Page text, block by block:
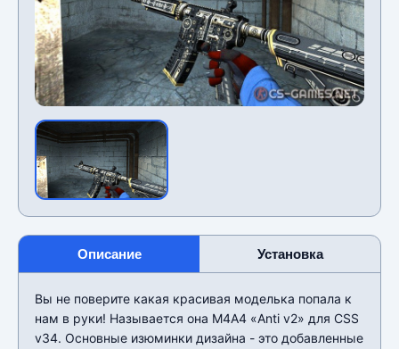
Описание Установка
Вы не поверите какая красивая моделька попала к
нам в руки! Называется она М4А4 «Anti v2» для CSS
v34. Основные изюминки дизайна - это добавленные